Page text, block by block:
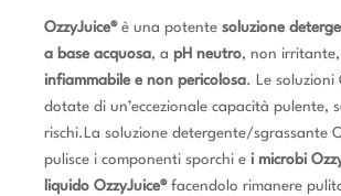
OzzyJuice®è una potente soluzione
a base acquosa, a pH neutro, non irritante,
infiammabile e non pericolosa. Le soluzioni
dotate di un’eccezionale capacità pulente,
rischi. La soluzione detergente/sgrassante
pulisce i componenti sporchi e i microbi
liquido OzzyJuice® facendolo rimanere